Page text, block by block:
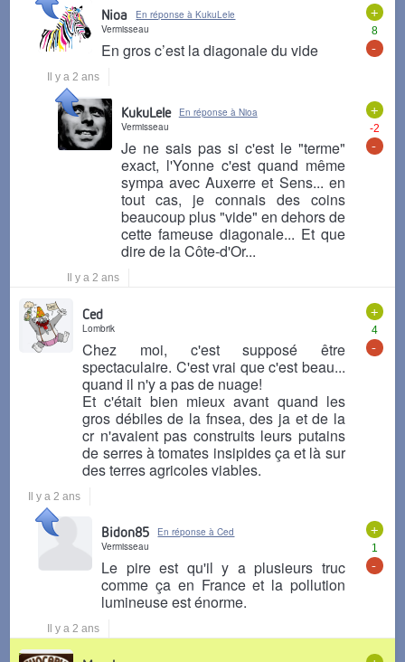
+
8
-
Nioa
En réponse à KukuLele
Vermisseau
En gros c’est la diagonale du vide
Il y a 2 ans
+
-2
-
KukuLele
En réponse à Nioa
Vermisseau
Je ne sais pas si c'est le "terme"
exact, l'Yonne c'est quand même
sympa avec Auxerre et Sens... en
tout cas, je connais des coins
beaucoup plus "vide" en dehors de
cette fameuse diagonale... Et que
dire de la Côte-d'Or...
Il y a 2 ans
+
4
-
Ced
Lombrik
Chez moi, c'est supposé être
spectaculaire. C'est vrai que c'est beau...
quand il n'y a pas de nuage!
Et c'était bien mieux avant quand les
gros débiles de la fnsea, des ja et de la
cr n'avaient pas construits leurs putains
de serres à tomates insipides ça et là sur
des terres agricoles viables.
Il y a 2 ans
+
1
-
Bidon85
En réponse à Ced
Vermisseau
Le pire est qu'il y a plusieurs truc
comme ça en France et la pollution
lumineuse est énorme.
Il y a 2 ans